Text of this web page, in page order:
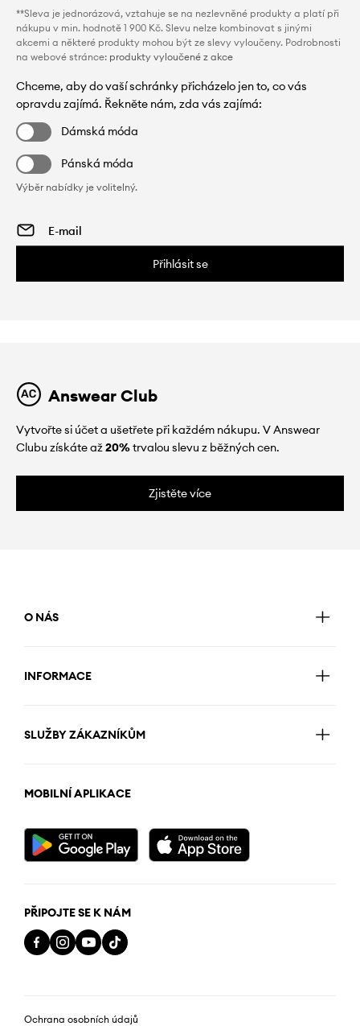
**Sleva je jednorázová, vztahuje se na nezlevněné produkty a platí při
nákupu v min. hodnotě 1 900 Kč. Slevu nelze kombinovat s jinými
akcemi a některé produkty mohou být ze slevy vyloučeny. Podrobnosti
na webové stránce: produkty vyloučené z akce
Chceme, aby do vaší schránky přicházelo jen to, co vás
opravdu zajímá. Řekněte nám, zda vás zajímá:
Dámská móda
Pánská móda
Výběr nabídky je volitelný.
Přihlásit se
Answear Club
Vytvořte si účet a ušetřete při každém nákupu. V Answear
Clubu získáte až20%trvalou slevu z běžných cen.
Zjistěte více
O NÁS
INFORMACE
SLUŽBY ZÁKAZNÍKŮM
MOBILNÍ APLIKACE
PŘIPOJTE SE K NÁM
Ochrana osobních údajů